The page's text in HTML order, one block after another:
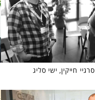
סרגיי חייקין, ישי סליג